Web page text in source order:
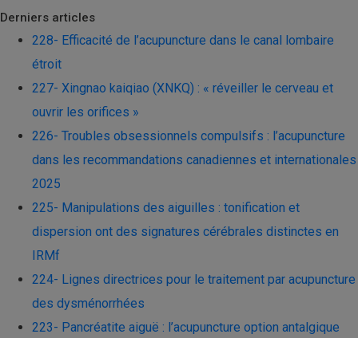
Derniers articles
228- Efficacité de l’acupuncture dans le canal lombaire
étroit
227- Xingnao kaiqiao (XNKQ) : « réveiller le cerveau et
ouvrir les orifices »
226- Troubles obsessionnels compulsifs : l’acupuncture
dans les recommandations canadiennes et internationales
2025
225- Manipulations des aiguilles : tonification et
dispersion ont des signatures cérébrales distinctes en
IRMf
224- Lignes directrices pour le traitement par acupuncture
des dysménorrhées
223- Pancréatite aiguë : l’acupuncture option antalgique